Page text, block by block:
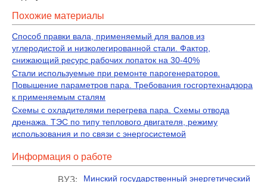
Похожие материалы
Способ правки вала, применяемый для валов из
углеродистой и низколегированной стали. Фактор,
снижающий ресурс рабочих лопаток на 30-40%
Стали используемые при ремонте парогенераторов.
Повышение параметров пара. Требования госгортехнадзора
к применяемым сталям
Схемы с охладителями перегрева пара. Схемы отвода
дренажа. ТЭС по типу теплового двигателя, режиму
использования и по связи с энергосистемой
Информация о работе
ВУЗ: Минский государственный энергетический